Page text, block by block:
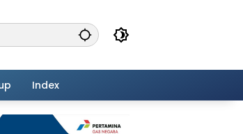
Index